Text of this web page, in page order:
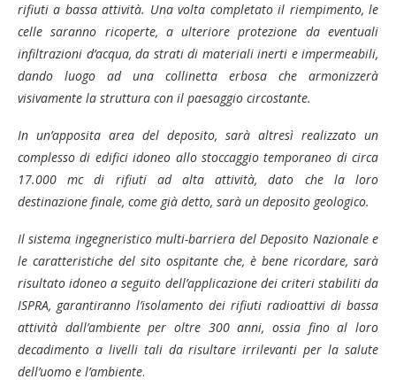
rifiuti a bassa attività. Una volta completato il riempimento, le
celle saranno ricoperte, a ulteriore protezione da eventuali
infiltrazioni d’acqua, da strati di materiali inerti e impermeabili,
dando luogo ad una collinetta erbosa che armonizzerà
visivamente la struttura con il paesaggio circostante.
In un’apposita area del deposito, sarà altresì realizzato un
complesso di edifici idoneo allo stoccaggio temporaneo di circa
17.000 mc di rifiuti ad alta attività, dato che la loro
destinazione finale, come già detto, sarà un deposito geologico.
Il sistema ingegneristico multi-barriera del Deposito Nazionale e
le caratteristiche del sito ospitante che, è bene ricordare, sarà
risultato idoneo a seguito dell’applicazione dei criteri stabiliti da
ISPRA, garantiranno l’isolamento dei rifiuti radioattivi di bassa
attività dall’ambiente per oltre 300 anni, ossia fino al loro
decadimento a livelli tali da risultare irrilevanti per la salute
dell’uomo e l’ambiente.